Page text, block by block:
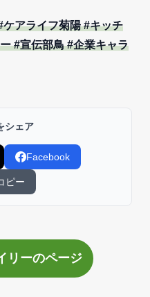
アライフ菊陽 #キッチ
#宣伝部鳥 #企業キャラ
シェア
Facebook
ピー
リーのページ